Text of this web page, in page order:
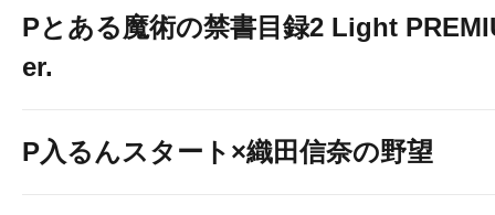
Pとある魔術の禁書目録2 Light
er.
P入るんスタート×織田信奈の野望